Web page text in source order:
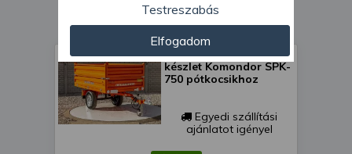
Oldalfal magasító
készlet Komondor SPK-
750 pótkocsikhoz
Egyedi szállítási
ajánlatot igényel
személyre szabott hirdetések és
tartalom nyújtásához, hirdetés- és
tartalomméréshez, nézettségi adatok
gyűjtéséhez, valamint termékek
kifejlesztéséhez és a termékek
javításához. Az Ön engedélyével mi és a
partnereink eszközleolvasásos
módszerrel szerzett pontos geolokációs
Testreszabás
Elfogadom